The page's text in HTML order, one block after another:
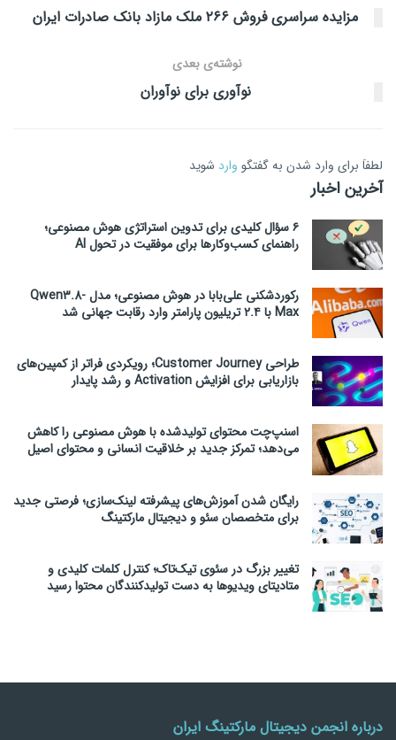
​مزایده سراسری فروش ۲۶۶ ملک مازاد بانک صادرات ایران
نوشته‌ی بعدی
نوآوری برای نوآوران
لطفاَ برای وارد شدن به گفتگو وارد شوید
آخرین اخبار
۶ سؤال کلیدی برای تدوین استراتژی هوش مصنوعی؛
راهنمای کسب‌وکارها برای موفقیت در تحول AI
رکوردشکنی علی‌بابا در هوش مصنوعی؛ مدل Qwen3.8-
Max با ۲.۴ تریلیون پارامتر وارد رقابت جهانی شد
طراحی Customer Journey؛ رویکردی فراتر از کمپین‌های
بازاریابی برای افزایش Activation و رشد پایدار
اسنپ‌چت محتوای تولیدشده با هوش مصنوعی را کاهش
می‌دهد؛ تمرکز جدید بر خلاقیت انسانی و محتوای اصیل
رایگان شدن آموزش‌های پیشرفته لینک‌سازی؛ فرصتی جدید
برای متخصصان سئو و دیجیتال مارکتینگ
تغییر بزرگ در سئوی تیک‌تاک؛ کنترل کلمات کلیدی و
متادیتای ویدیوها به دست تولیدکنندگان محتوا رسید
درباره انجمن دیجیتال مارکتینگ ایران